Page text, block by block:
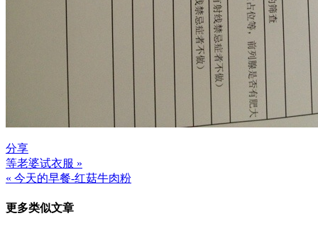
分享
文
章
导
等老婆试衣服 »
« 今天的早餐-红菇牛肉粉
更多类似文章